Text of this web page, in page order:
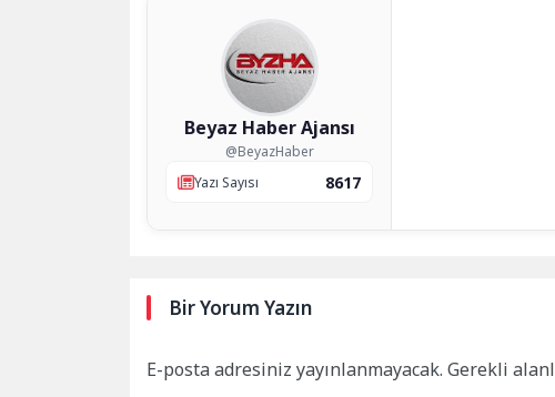
Beyaz Haber Ajansı
@BeyazHaber
Yazı Sayısı
8617
Bir Yorum Yazın
E-posta adresiniz yayınlanmayacak. Gerekli